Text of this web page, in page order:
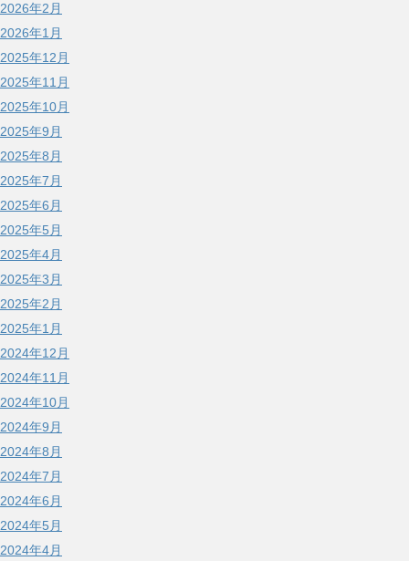
2026年2月
2026年1月
2025年12月
2025年11月
2025年10月
2025年9月
2025年8月
2025年7月
2025年6月
2025年5月
2025年4月
2025年3月
2025年2月
2025年1月
2024年12月
2024年11月
2024年10月
2024年9月
2024年8月
2024年7月
2024年6月
2024年5月
2024年4月